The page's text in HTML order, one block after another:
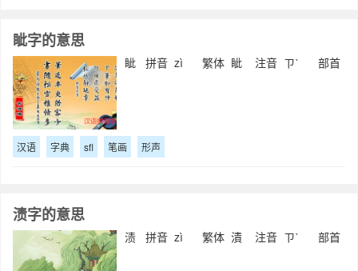
眦字的意思
眦 拼音 zì 繁体 眦 注音 ㄗˋ 部首
汉语 字典 sfl 笔画 形声
渍字的意思
渍 拼音 zì 繁体 漬 注音 ㄗˋ 部首